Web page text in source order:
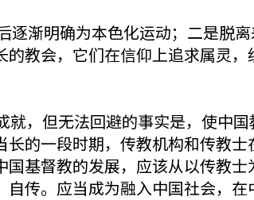
逐渐明确为本色化运动；二是脱
教会，它们在信仰上追求属灵，
就，但无法回避的事实是，使中国
的一段时期，传教机构和传教士
基督教的发展，应该从以传教士
传。应当成为融入中国社会，在